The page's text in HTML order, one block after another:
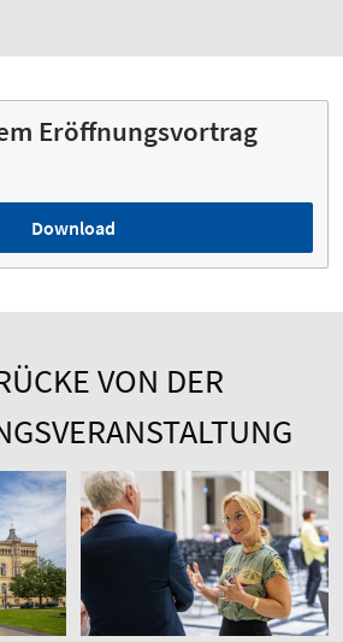
Eröffnungsvortrag
Download
VON DER